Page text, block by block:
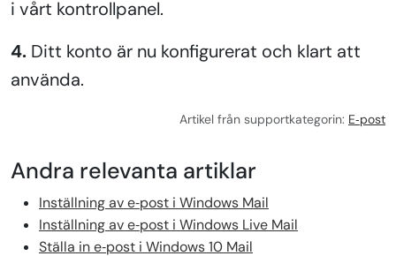
i vårt kontrollpanel.
4. Ditt konto är nu konfigurerat och klart att
använda.
Artikel från supportkategorin: E‑post
Andra relevanta artiklar
Inställning av e‑post i Windows Mail
Inställning av e‑post i Windows Live Mail
Ställa in e‑post i Windows 10 Mail